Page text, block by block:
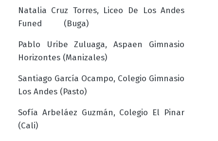
Natalia Cruz Torres, Liceo De Los Andes
Funed (Buga)
Pablo Uribe Zuluaga, Aspaen Gimnasio
Horizontes (Manizales)
Santiago García Ocampo, Colegio Gimnasio
Los Andes (Pasto)
Sofía Arbeláez Guzmán, Colegio El Pinar
(Cali)